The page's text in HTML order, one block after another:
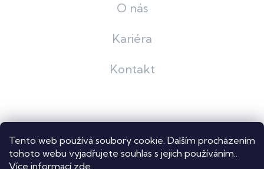
Tento web používá soubory cookie. Dalším procházením
tohoto webu vyjadřujete souhlas s jejich používáním..
Více informací zde
O nás
Kariéra
Kontakt
Shoptet